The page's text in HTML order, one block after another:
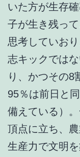
いた方が生存
子が生き残っ
思考していお
志キックでは
り、かつその8
95％は前日と
備えている）
頂点に立ち、
生産力で文明